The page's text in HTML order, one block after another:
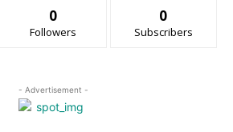
0
Followers
0
Subscribers
- Advertisement -